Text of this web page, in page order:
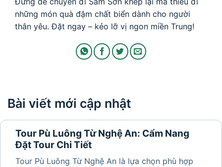
những món quà đậm chất biển dành cho người
thân yêu. Đặt ngay – kẻo lỡ vị ngon miền Trung!
Bài viết mới cập nhật
Tour Pù Luông Từ Nghệ An: Cẩm Nang
Đặt Tour Chi Tiết
Tour Pù Luông Từ Nghệ An là lựa chọn phù hợp